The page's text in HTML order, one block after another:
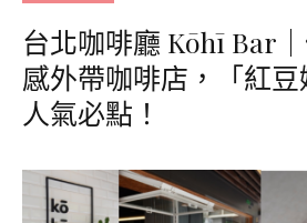
台北咖啡廳 Kōhī Bar
感外帶咖啡店，「紅豆
人氣必點！